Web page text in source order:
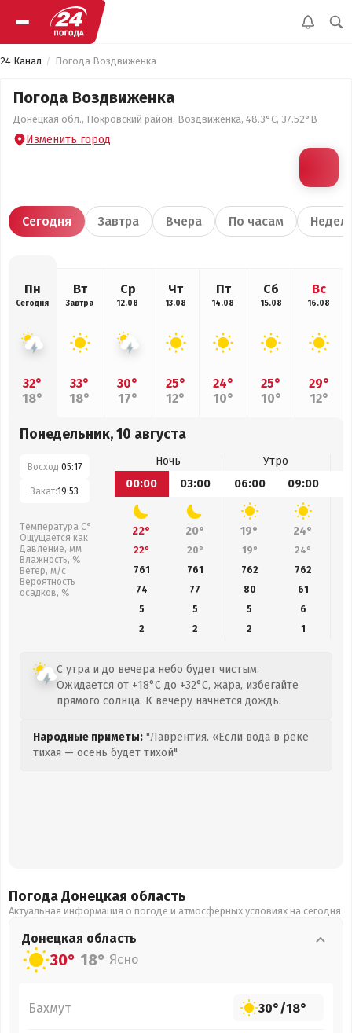
24 Канал Погода Воздвиженка
Погода Воздвиженка
Донецкая обл., Покровский район, Воздвиженка, 48.3°С, 37.52°В
Изменить город
Сегодня Завтра Вчера По часам
Пн
Сегодня
32°
18°
Вт
Завтра
33°
18°
Ср
12.08
30°
17°
Чт
13.08
25°
12°
Пт
14.08
24°
10°
Сб
15.08
25°
10°
Вс
16.08
29°
12°
Понедельник, 10 августа
Восход:05:17
Закат:19:53
Температура С°
Ощущается как
Давление, мм
Влажность, %
Ветер, м/с
Вероятность
осадков, %
Ночь
Утро
00:00
03:00 06:00 09:00
22° 20° 19° 24°
22° 20° 19° 24°
761
761 762 762
74
77 80 61
5
5 5
6
2
2 2 1
С утра и до вечера небо будет чистым.
Ожидается от +18°C до +32°C, жара, избегайте
прямого солнца. К вечеру начнется дождь.
Народные приметы: "Лаврентия. «Если вода в реке
тихая — осень будет тихой"
Погода Донецкая область
Актуальная информация о погоде и атмосферных условиях на сегодня
Донецкая область
30° 18° Ясно
Бахмут 30°/18°